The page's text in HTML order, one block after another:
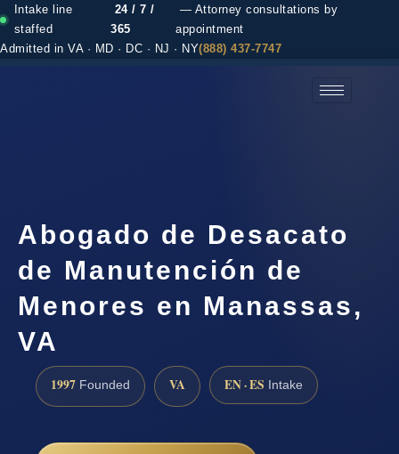
Intake line
staffed
24 / 7 /
365
— Attorney consultations by
appointment
Admitted in VA · MD · DC · NJ · NY(888) 437-7747
Abogado de Desacato
de Manutención de
Menores en Manassas,
VA
1997 Founded VA EN · ES Intake